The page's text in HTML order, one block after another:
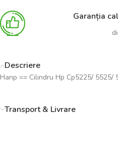
Garanția
Descriere
Hanp == Cilindru Hp Cp5225/ 5525/
Transport & Livrare